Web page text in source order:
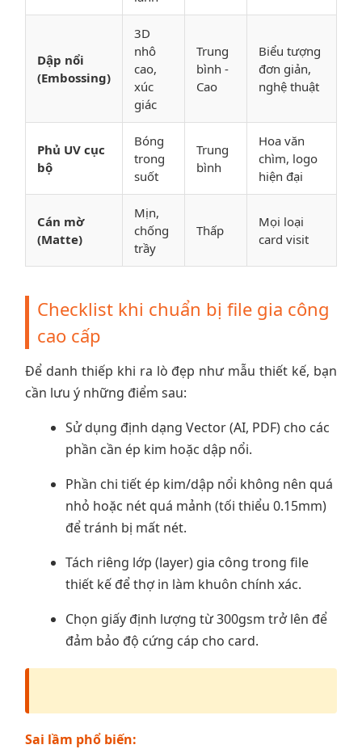
Dập nổi
(Embossing)
3D
nhô
cao,
xúc
giác
Trung
bình -
Cao
Biểu tượng
đơn giản,
nghệ thuật
Phủ UV cục
bộ
Bóng
trong
suốt
Trung
bình
Hoa văn
chìm, logo
hiện đại
Cán mờ
(Matte)
Mịn,
chống
trầy
Thấp
Mọi loại
card visit
Checklist khi chuẩn bị file gia công
cao cấp
Để danh thiếp khi ra lò đẹp như mẫu thiết kế, bạn
cần lưu ý những điểm sau:
Sử dụng định dạng Vector (AI, PDF) cho các
phần cần ép kim hoặc dập nổi.
Phần chi tiết ép kim/dập nổi không nên quá
nhỏ hoặc nét quá mảnh (tối thiểu 0.15mm)
để tránh bị mất nét.
Tách riêng lớp (layer) gia công trong file
thiết kế để thợ in làm khuôn chính xác.
Chọn giấy định lượng từ 300gsm trở lên để
đảm bảo độ cứng cáp cho card.
Sai lầm phổ biến: